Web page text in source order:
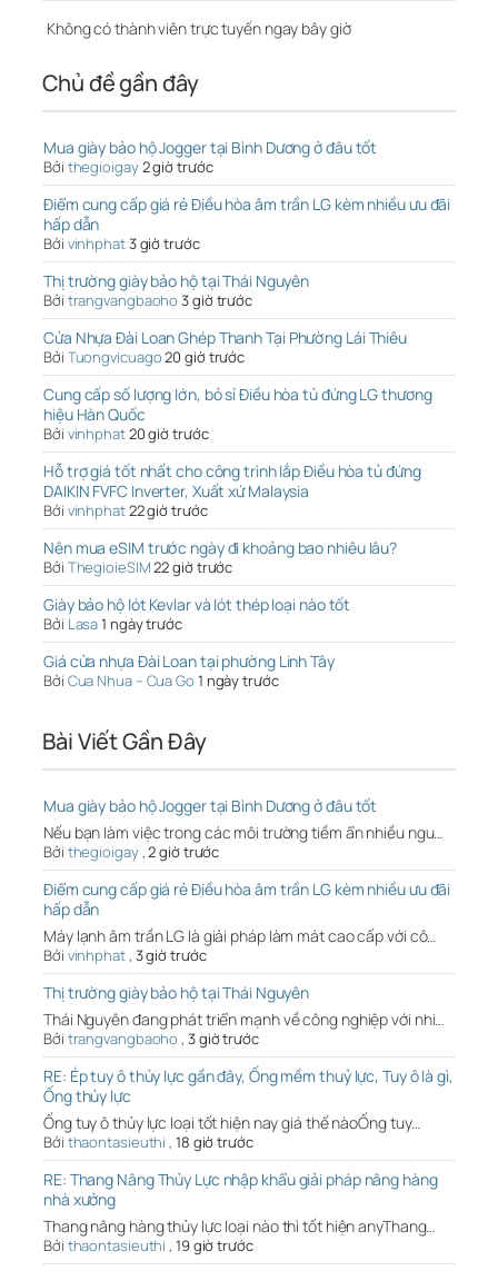
Không có thành viên trực tuyến ngay bây giờ
Chủ đề gần đây
Mua giày bảo hộ Jogger tại Bình Dương ở đâu tốt
Bởi thegioigay2 giờ trước
Điểm cung cấp giá rẻ Điều hòa âm trần LG kèm nhiều ưu đãi
hấp dẫn
Bởi vinhphat3 giờ trước
Thị trường giày bảo hộ tại Thái Nguyên
Bởi trangvangbaoho 3 giờ trước
Cửa Nhựa Đài Loan Ghép Thanh Tại Phường Lái Thiêu
Bởi Tuongvicuago20 giờ trước
Cung cấp số lượng lớn, bỏ sỉ Điều hòa tủ đứng LG thương
hiệu Hàn Quốc
Bởi vinhphat20 giờ trước
Hỗ trợ giá tốt nhất cho công trình lắp Điều hòa tủ đứng
DAIKIN FVFC Inverter, Xuất xứ Malaysia
Bởi vinhphat22 giờ trước
Nên mua eSIM trước ngày đi khoảng bao nhiêu lâu?
Bởi ThegioieSIM22 giờ trước
Giày bảo hộ lót Kevlar và lót thép loại nào tốt
Bởi Lasa1 ngày trước
Giá cửa nhựa Đài Loan tại phường Linh Tây
Bởi Cua Nhua – Cua Go 1 ngày trước
Bài Viết Gần Đây
Mua giày bảo hộ Jogger tại Bình Dương ở đâu tốt
Nếu bạn làm việc trong các môi trường tiềm ẩn nhiều ngu…
Bởi thegioigay,2 giờ trước
Điểm cung cấp giá rẻ Điều hòa âm trần LG kèm nhiều ưu đãi
hấp dẫn
Máy lạnh âm trần LG là giải pháp làm mát cao cấp với cô…
Bởi vinhphat, 3 giờ trước
Thị trường giày bảo hộ tại Thái Nguyên
Thái Nguyên đang phát triển mạnh về công nghiệp với nhi…
Bởi trangvangbaoho , 3 giờ trước
RE: Ép tuy ô thủy lực gần đây, Ống mềm thuỷ lực, Tuy ô là gì,
Ống thủy lực
Ống tuy ô thủy lực loại tốt hiện nay giá thế nàoỐng tuy…
Bởi thaontasieuthi , 18 giờ trước
RE: Thang Nâng Thủy Lực nhập khẩu giải pháp nâng hàng
nhà xưởng
Thang nâng hàng thủy lực loại nào thì tốt hiện anyThang…
Bởi thaontasieuthi , 19 giờ trước